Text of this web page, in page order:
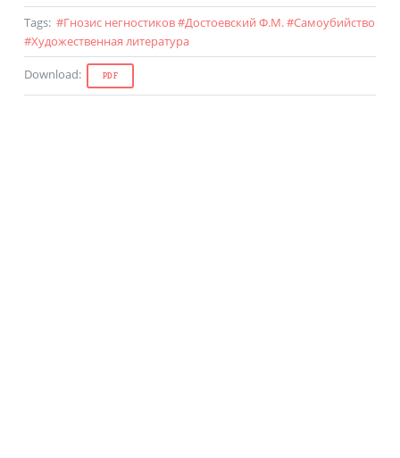
Tags: #Гнозис негностиков#Достоевский Ф.М.#Самоубийство
#Художественная литература
Download: PDF